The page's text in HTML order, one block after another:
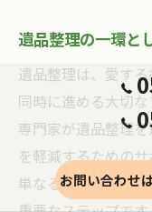
遺品整理の一環と
遺品整理は、愛す
同時に進める大切な
専門家が遺品整理
を軽減するための
単なる物理的な処
お問い合わせ